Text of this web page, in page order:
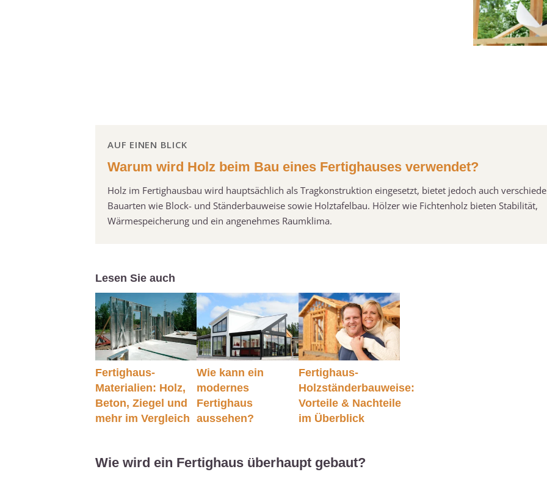
AUF EINEN BLICK
Warum wird Holz beim Bau eines Fertighauses verwendet?
Holz im Fertighausbau wird hauptsächlich als Tragkonstruktion eingesetzt, bietet jedoch auch
Bauarten wie Block- und Ständerbauweise sowie Holztafelbau. Hölzer wie Fichtenholz bieten Stabilität,
Wärmespeicherung und ein angenehmes Raumklima.
Lesen Sie auch
Fertighaus-
Materialien: Holz,
Beton, Ziegel und
mehr im Vergleich
Wie kann ein
modernes
Fertighaus
aussehen?
Fertighaus-
Holzständerbauweise:
Vorteile & Nachteile
im Überblick
Wie wird ein Fertighaus überhaupt gebaut?